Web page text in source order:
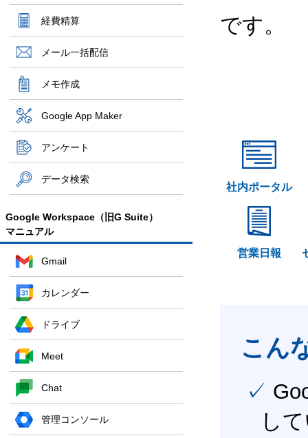
経費精算
メール一括配信
メモ作成
Google App Maker
アンケート
データ検索
Google Workspace（旧G Suite）
マニュアル
Gmail
カレンダー
ドライブ
Meet
Chat
管理コンソール
です。
社内ポータル
営業日報
こん
✓ Google Workspace（旧G Suite） を社内で導入
し